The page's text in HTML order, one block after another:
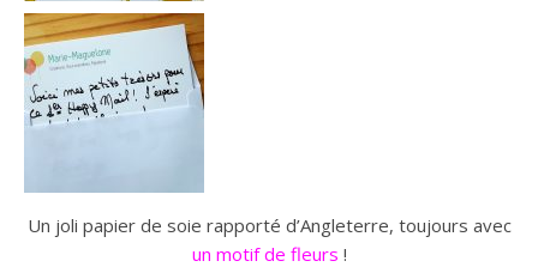
Un joli papier de soie rapporté d’Angleterre, toujours avec
un motif de fleurs !